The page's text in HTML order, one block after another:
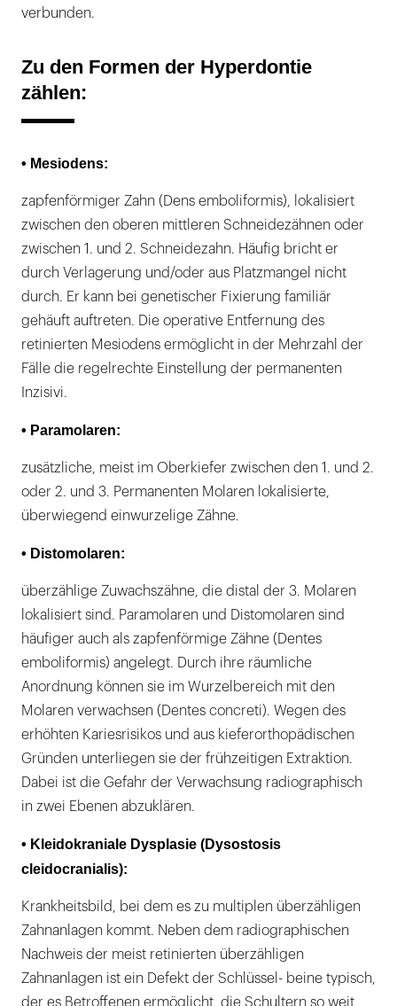
verbunden.
Zu den Formen der Hyperdontie
zählen:
• Mesiodens:
zapfenförmiger Zahn (Dens emboliformis), lokalisiert
zwischen den oberen mittleren Schneidezähnen oder
zwischen 1. und 2. Schneidezahn. Häufig bricht er
durch Verlagerung und/oder aus Platzmangel nicht
durch. Er kann bei genetischer Fixierung familiär
gehäuft auftreten. Die operative Entfernung des
retinierten Mesiodens ermöglicht in der Mehrzahl der
Fälle die regelrechte Einstellung der permanenten
Inzisivi.
• Paramolaren:
zusätzliche, meist im Oberkiefer zwischen den 1. und 2.
oder 2. und 3. Permanenten Molaren lokalisierte,
überwiegend einwurzelige Zähne.
• Distomolaren:
überzählige Zuwachszähne, die distal der 3. Molaren
lokalisiert sind. Paramolaren und Distomolaren sind
häufiger auch als zapfenförmige Zähne (Dentes
emboliformis) angelegt. Durch ihre räumliche
Anordnung können sie im Wurzelbereich mit den
Molaren verwachsen (Dentes concreti). Wegen des
erhöhten Kariesrisikos und aus kieferorthopädischen
Gründen unterliegen sie der frühzeitigen Extraktion.
Dabei ist die Gefahr der Verwachsung radiographisch
in zwei Ebenen abzuklären.
• Kleidokraniale Dysplasie (Dysostosis
cleidocranialis):
Krankheitsbild, bei dem es zu multiplen überzähligen
Zahnanlagen kommt. Neben dem radiographischen
Nachweis der meist retinierten überzähligen
Zahnanlagen ist ein Defekt der Schlüssel- beine typisch,
der es Betroffenen ermöglicht, die Schultern so weit